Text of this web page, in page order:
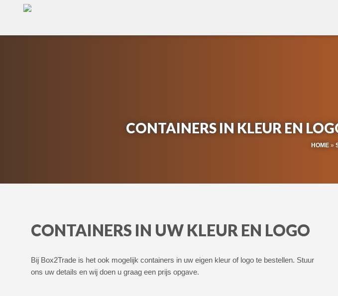
CONTAINERS IN KLEUR EN
HOME»
CONTAINERS IN UW KLEUR EN LOGO
Bij Box2Trade is het ook mogelijk containers in uw eigen kleur of logo te bestellen. Stuur
ons uw details en wij doen u graag een prijs opgave.